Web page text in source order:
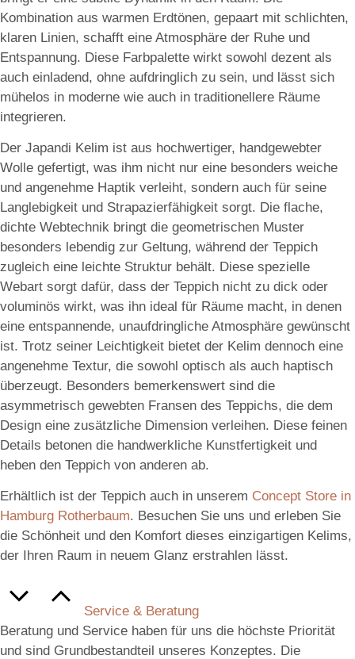
Kombination aus warmen Erdtönen, gepaart mit schlichten,
klaren Linien, schafft eine Atmosphäre der Ruhe und
Entspannung. Diese Farbpalette wirkt sowohl dezent als
auch einladend, ohne aufdringlich zu sein, und lässt sich
mühelos in moderne wie auch in traditionellere Räume
integrieren.
Der Japandi Kelim ist aus hochwertiger, handgewebter
Wolle gefertigt, was ihm nicht nur eine besonders weiche
und angenehme Haptik verleiht, sondern auch für seine
Langlebigkeit und Strapazierfähigkeit sorgt. Die flache,
dichte Webtechnik bringt die geometrischen Muster
besonders lebendig zur Geltung, während der Teppich
zugleich eine leichte Struktur behält. Diese spezielle
Webart sorgt dafür, dass der Teppich nicht zu dick oder
voluminös wirkt, was ihn ideal für Räume macht, in denen
eine entspannende, unaufdringliche Atmosphäre gewünscht
ist. Trotz seiner Leichtigkeit bietet der Kelim dennoch eine
angenehme Textur, die sowohl optisch als auch haptisch
überzeugt. Besonders bemerkenswert sind die
asymmetrisch gewebten Fransen des Teppichs, die dem
Design eine zusätzliche Dimension verleihen. Diese feinen
Details betonen die handwerkliche Kunstfertigkeit und
heben den Teppich von anderen ab.
Erhältlich ist der Teppich auch in unserem Concept Store in
Hamburg Rotherbaum. Besuchen Sie uns und erleben Sie
die Schönheit und den Komfort dieses einzigartigen Kelims,
der Ihren Raum in neuem Glanz erstrahlen lässt.
Service & Beratung
Beratung und Service haben für uns die höchste Priorität
und sind Grundbestandteil unseres Konzeptes. Die